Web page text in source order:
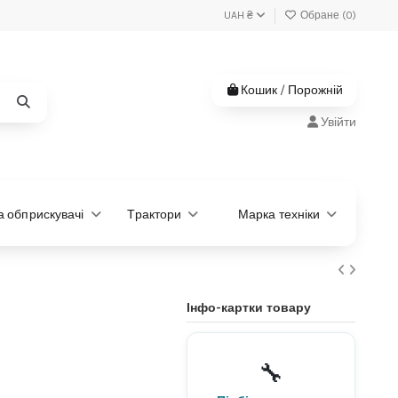
UAH ₴ Обране (0)
Кошик / Порожній
Увійти
обприскувачі Трактори Марка техніки
Інфо-картки товару
🔧
потрібна?
Підберемо за моделлю або